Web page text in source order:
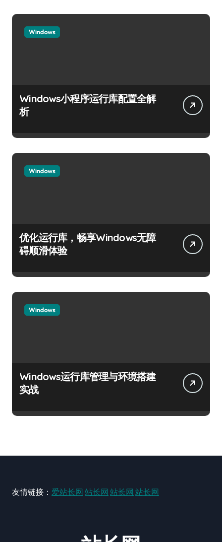
Windows
Windows小程序运行库配置全解
析
Windows
优化运行库，畅享Windows无障
碍顺滑体验
Windows
Windows运行库管理与环境搭建
实战
友情链接： 爱站长网 站长网 站长网 站长网